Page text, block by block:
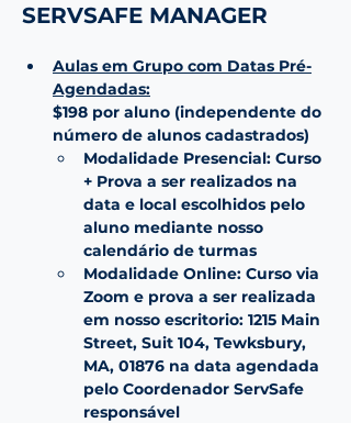
SERVSAFE MANAGER
Aulas em Grupo com Datas Pré-
Agendadas:
$198 por aluno (independente do
número de alunos cadastrados)
Modalidade Presencial: Curso
+ Prova a ser realizados na
data e local escolhidos pelo
aluno mediante nosso
calendário de turmas
Modalidade Online: Curso via
Zoom e prova a ser realizada
em nosso escritorio: 1215 Main
Street, Suit 104, Tewksbury,
MA, 01876 na data agendada
pelo Coordenador ServSafe
responsável